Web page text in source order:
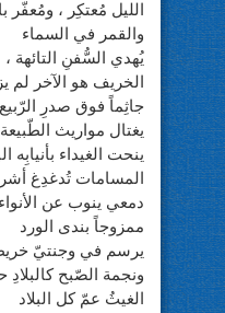
الليل مُعتكِر ، ومُعفّر
والقمر في السماء
يُهدي السُّفنِ التائهة ،
الخريف هو الآخر لم
جاثِماً فوق صدرِ الرّبيع
يغتال مواريث الطّبيعة
ينحت الغيداء بأنيابِه
المسامات تُدغدِغ
دمعي ينوب عن الأنواء
ممزوجاً بندى الورد
يرسم في وجنتيّ
ونجمة الصّبح كالبلادِ
الغيثُ عمّ كل البلاد